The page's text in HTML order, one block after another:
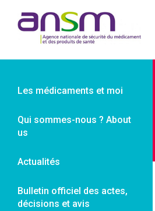
Les médicaments et moi
Qui sommes-nous ? About
us
Actualités
Bulletin officiel des actes,
décisions et avis